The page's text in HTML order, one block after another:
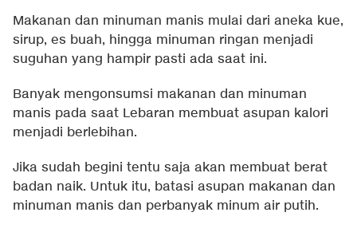
Makanan dan minuman manis mulai dari aneka kue,
sirup, es buah, hingga minuman ringan menjadi
suguhan yang hampir pasti ada saat ini.
Banyak mengonsumsi makanan dan minuman
manis pada saat Lebaran membuat asupan kalori
menjadi berlebihan.
Jika sudah begini tentu saja akan membuat berat
badan naik. Untuk itu, batasi asupan makanan dan
minuman manis dan perbanyak minum air putih.